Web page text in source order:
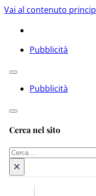
Vai al contenuto
Pubblicità
Pubblicità
Cerca nel sito
Cerca
×